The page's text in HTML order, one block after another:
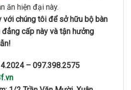
ăn hiện đại này.
với chúng tôi để sở hữu bộ bàn
đẳng cấp này và tận hưởng
– 097.398.2575